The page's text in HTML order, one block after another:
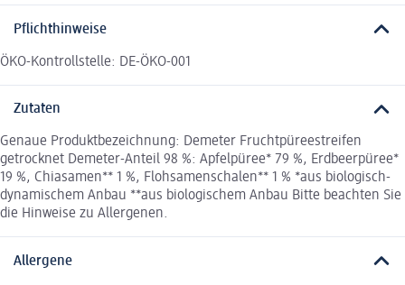
Pflichthinweise
ÖKO-Kontrollstelle: DE-ÖKO-001
Zutaten
Genaue Produktbezeichnung: Demeter Fruchtpüreestreifen
getrocknet Demeter-Anteil 98 %: Apfelpüree* 79 %, Erdbeerpüree*
19 %, Chiasamen** 1 %, Flohsamenschalen** 1 % *aus biologisch-
dynamischem Anbau **aus biologischem Anbau Bitte beachten Sie
die Hinweise zu Allergenen.
Allergene